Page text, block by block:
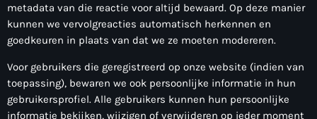
metadata van die reactie voor altijd bewaard. Op deze manier
kunnen we vervolgreacties automatisch herkennen en
goedkeuren in plaats van dat we ze moeten modereren.
Voor gebruikers die geregistreerd op onze website (indien van
toepassing), bewaren we ook persoonlijke informatie in hun
gebruikersprofiel. Alle gebruikers kunnen hun persoonlijke
informatie bekijken, wijzigen of verwijderen op ieder moment